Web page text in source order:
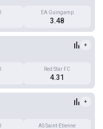
EA Guingamp
3.48
+
Red Star FC
4.31
+
AS Saint-Etienne